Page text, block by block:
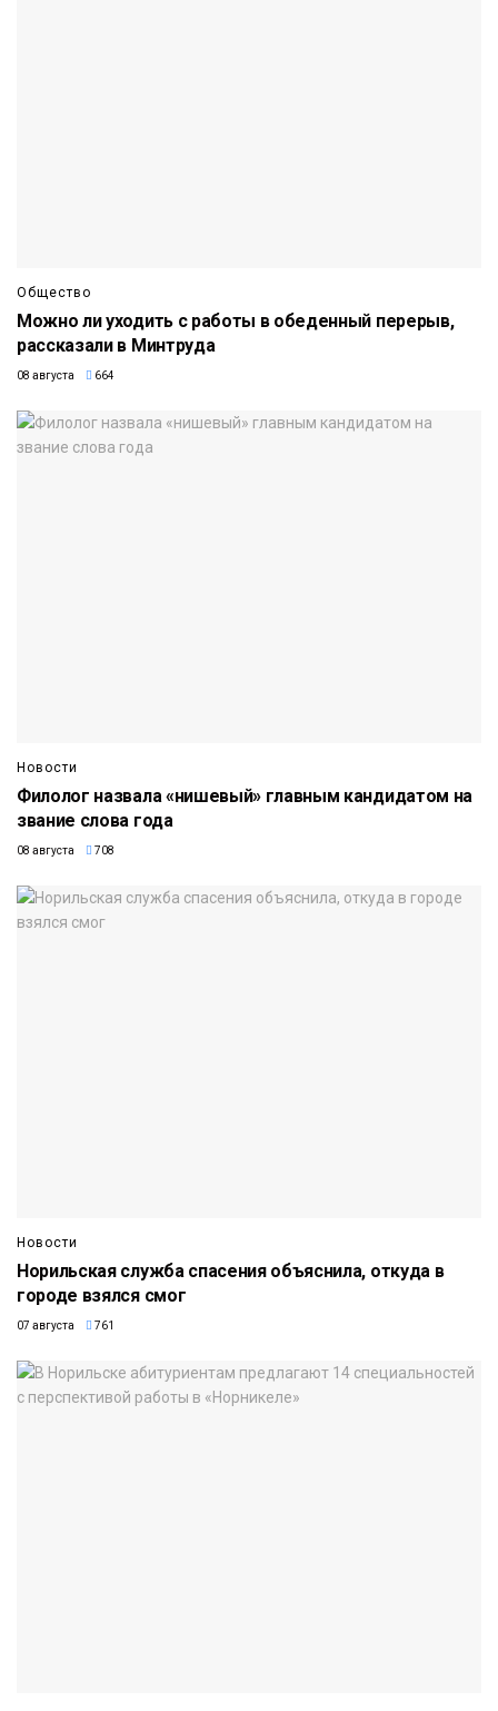
Общество
Можно ли уходить с работы в обеденный перерыв,
рассказали в Минтруда
08 августа 664
Новости
Филолог назвала «нишевый» главным кандидатом на
звание слова года
08 августа 708
Новости
Норильская служба спасения объяснила, откуда в
городе взялся смог
07 августа 761